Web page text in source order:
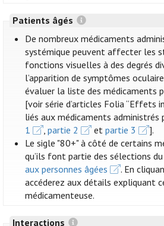
Patients âgés
De nombreux médicaments
systémique peuvent affecter les
fonctions visuelles à des degrés
l’apparition de symptômes
évaluer la liste des médicaments
[voir série d’articles Folia “Effets
liés aux médicaments administrés
1
,partie 2 etpartie 3
].
Le sigle "80+" à côté de certains
qu’ils font partie des sélections du
aux personnes âgées
. En
accéderez aux détails expliquant
médicamenteuse.
Interactions